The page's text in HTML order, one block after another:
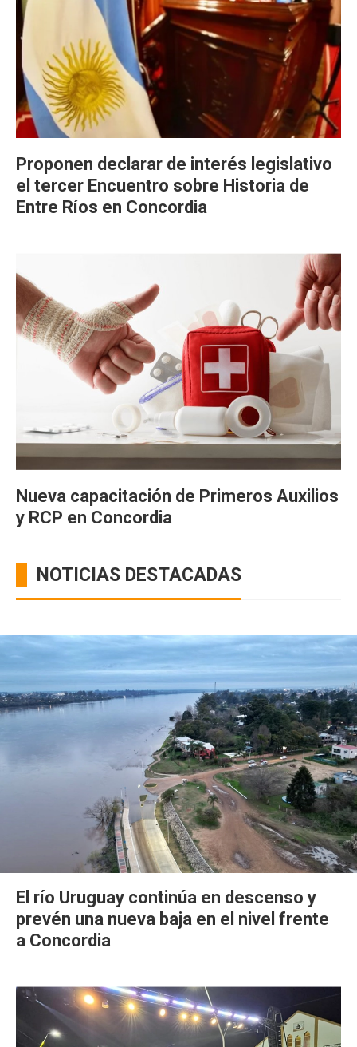
Proponen declarar de interés legislativo
el tercer Encuentro sobre Historia de
Entre Ríos en Concordia
Nueva capacitación de Primeros Auxilios
y RCP en Concordia
NOTICIAS DESTACADAS
El río Uruguay continúa en descenso y
prevén una nueva baja en el nivel frente
a Concordia